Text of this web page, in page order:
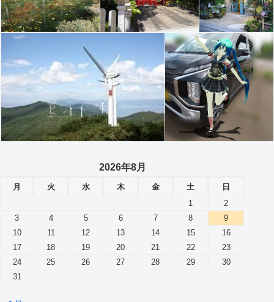
2026年8月
月 火 水 木 金 土
日
1
2
3
4 5 6 7 8
9
10
11 12 13 14 15
16
17
18 19 20 21 22
23
24
25 26 27 28 29
30
31